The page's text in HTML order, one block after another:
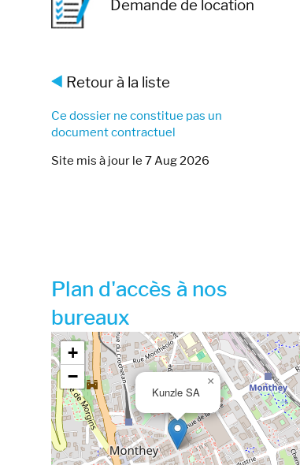
Demande de location
Retour à la liste
Ce dossier ne constitue pas un
document contractuel
Site mis à jour le 7 Aug 2026
Plan d'accès à nos
bureaux
Google map_canvas_agence
Kunzle SA
×
+
−